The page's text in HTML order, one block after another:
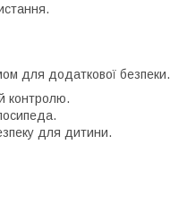
для додаткової безпеки.
контролю.
для дитини.